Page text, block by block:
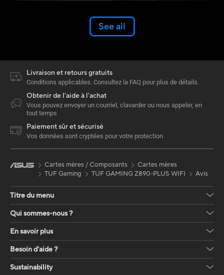
See all
Livraison et retours gratuits
Conditions applicables. Consultez la FAQ pour plus de détails.
Obtenir de l'aide à l'achat
Vous pouvez envoyer un courriel, clavarder ou nous appeler, en
tout temps
Paiement sûr et sécurisé
Vos données sont cryptées pour votre protection
Cartes mères / Composants
Cartes mères
TUF Gaming
TUF GAMING Z890-PLUS WIFI Avis
Titre du menu
Qui sommes-nous ?
En savoir plus
Besoin d'aide ?
Sustainability